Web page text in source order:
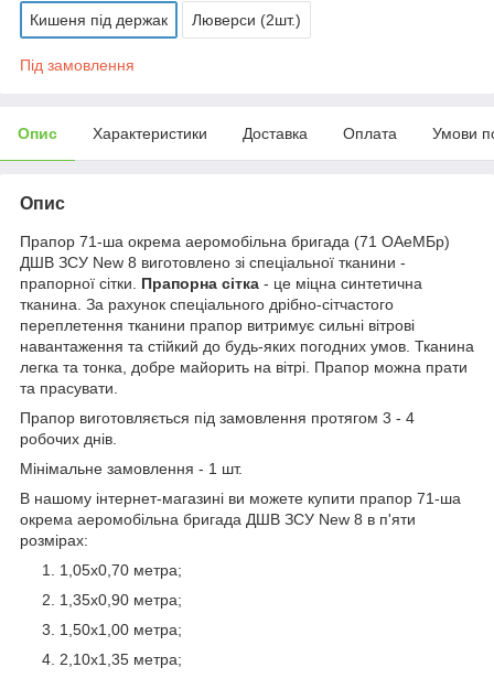
Кишеня під держак Люверси (2шт.)
Під замовлення
Опис Характеристики Доставка Оплата Умови
Опис
Прапор 71-ша окрема аеромобільна бригада (71 ОАеМБр)
ДШВ ЗСУ New 8 виготовлено зі спеціальної тканини -
прапорної сітки. Прапорна сітка - це міцна синтетична
тканина. За рахунок спеціального дрібно-сітчастого
переплетення тканини прапор витримує сильні вітрові
навантаження та стійкий до будь-яких погодних умов. Тканина
легка та тонка, добре майорить на вітрі. Прапор можна прати
та прасувати.
Прапор виготовляється під замовлення протягом 3 - 4
робочих днів.
Мінімальне замовлення - 1 шт.
В нашому інтернет-магазині ви можете купити прапор 71-ша
окрема аеромобільна бригада ДШВ ЗСУ New 8 в п'яти
розмірах:
1,05х0,70 метра;
1,35х0,90 метра;
1,50х1,00 метра;
2,10х1,35 метра;